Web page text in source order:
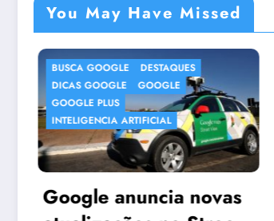
You May Have Missed
DESTAQUES DICAS INTERNET